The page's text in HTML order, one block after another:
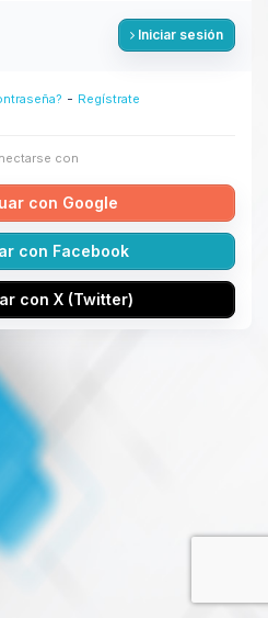
Iniciar sesión
- Regístrate
con
con Google
con Facebook
con X (Twitter)